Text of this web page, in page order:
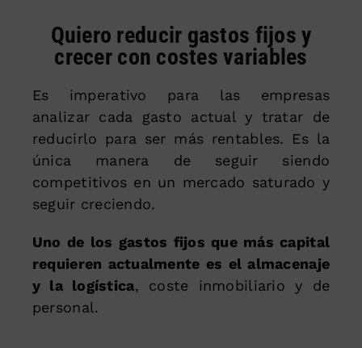
Quiero reducir gastos fijos y
crecer con costes variables
Es imperativo para las empresas
analizar cada gasto actual y tratar de
reducirlo para ser más rentables. Es la
única manera de seguir siendo
competitivos en un mercado saturado y
seguir creciendo.
Uno de los gastos fijos que más capital
requieren actualmente es el almacenaje
y la logística, coste inmobiliario y de
personal.